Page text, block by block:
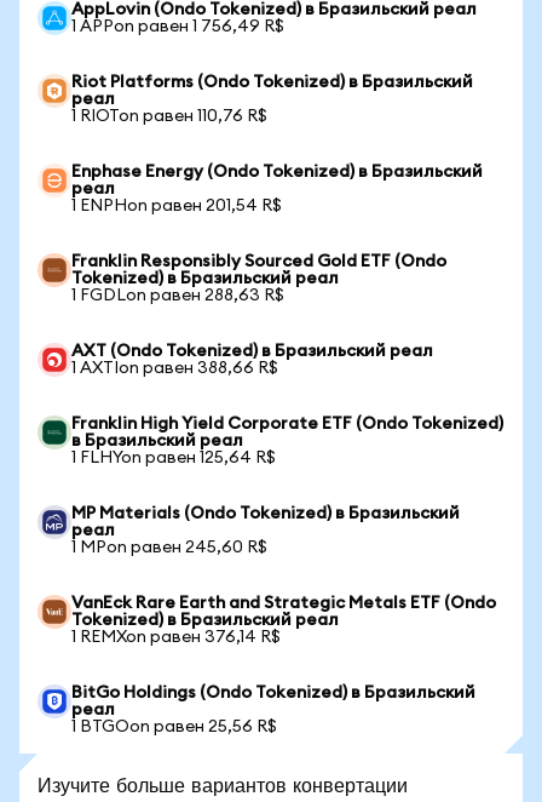
AppLovin (Ondo Tokenized) в Бразильский реал
1 APPon равен 1 756,49 R$
Riot Platforms (Ondo Tokenized) в Бразильский
реал
1 RIOTon равен 110,76 R$
Enphase Energy (Ondo Tokenized) в Бразильский
реал
1 ENPHon равен 201,54 R$
Franklin Responsibly Sourced Gold ETF (Ondo
Tokenized) в Бразильский реал
1 FGDLon равен 288,63 R$
AXT (Ondo Tokenized) в Бразильский реал
1 AXTIon равен 388,66 R$
Franklin High Yield Corporate ETF (Ondo Tokenized)
в Бразильский реал
1 FLHYon равен 125,64 R$
MP Materials (Ondo Tokenized) в Бразильский
реал
1 MPon равен 245,60 R$
VanEck Rare Earth and Strategic Metals ETF (Ondo
Tokenized) в Бразильский реал
1 REMXon равен 376,14 R$
BitGo Holdings (Ondo Tokenized) в Бразильский
реал
1 BTGOon равен 25,56 R$
Изучите больше вариантов конвертации